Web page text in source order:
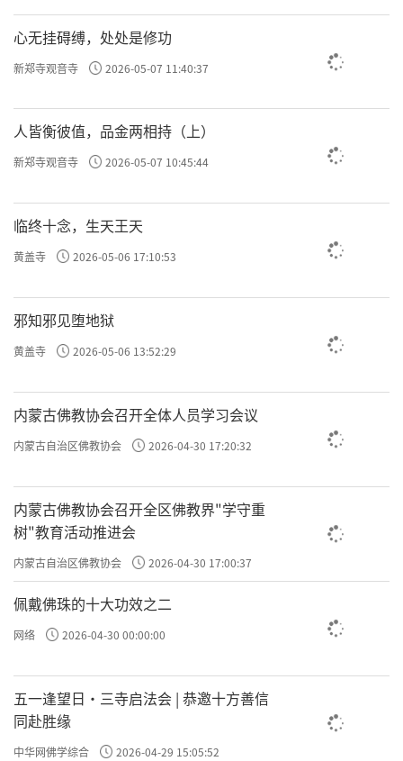
心无挂碍缚，处处是修功
新郑寺观音寺 2026-05-07 11:40:37
人皆衡彼值，品金两相持（上）
新郑寺观音寺 2026-05-07 10:45:44
临终十念，生天王天
黄盖寺 2026-05-06 17:10:53
邪知邪见堕地狱
黄盖寺 2026-05-06 13:52:29
内蒙古佛教协会召开全体人员学习会议
内蒙古自治区佛教协会 2026-04-30 17:20:32
内蒙古佛教协会召开全区佛教界"学守重
树"教育活动推进会
内蒙古自治区佛教协会 2026-04-30 17:00:37
佩戴佛珠的十大功效之二
网络 2026-04-30 00:00:00
五一逢望日・三寺启法会 | 恭邀十方善信
同赴胜缘
中华网佛学综合 2026-04-29 15:05:52